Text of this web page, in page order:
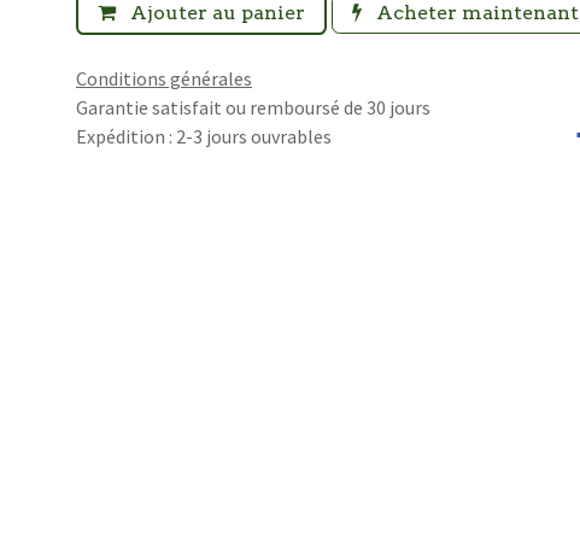
Ajouter au panier Acheter maintenant
Conditions générales
Garantie satisfait ou remboursé de 30 jours
Expédition : 2-3 jours ouvrables